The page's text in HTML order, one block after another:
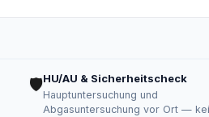
🛡HU/AU & Sicherheitscheck
Hauptuntersuchung und
Abgasuntersuchung vor Ort —